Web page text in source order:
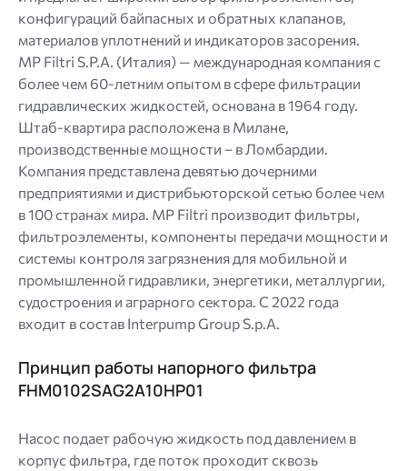
конфигураций байпасных и обратных клапанов,
материалов уплотнений и индикаторов засорения.
MP Filtri S.P.A. (Италия) — международная компания с
более чем 60-летним опытом в сфере фильтрации
гидравлических жидкостей, основана в 1964 году.
Штаб-квартира расположена в Милане,
производственные мощности – в Ломбардии.
Компания представлена ​​девятью дочерними
предприятиями и дистрибьюторской сетью более чем
в 100 странах мира. MP Filtri производит фильтры,
фильтроэлементы, компоненты передачи мощности и
системы контроля загрязнения для мобильной и
промышленной гидравлики, энергетики, металлургии,
судостроения и аграрного сектора. С 2022 года
входит в состав Interpump Group S.p.A.
Принцип работы напорного фильтра
FHM0102SAG2A10HP01
Насос подает рабочую жидкость под давлением в
корпус фильтра, где поток проходит сквозь